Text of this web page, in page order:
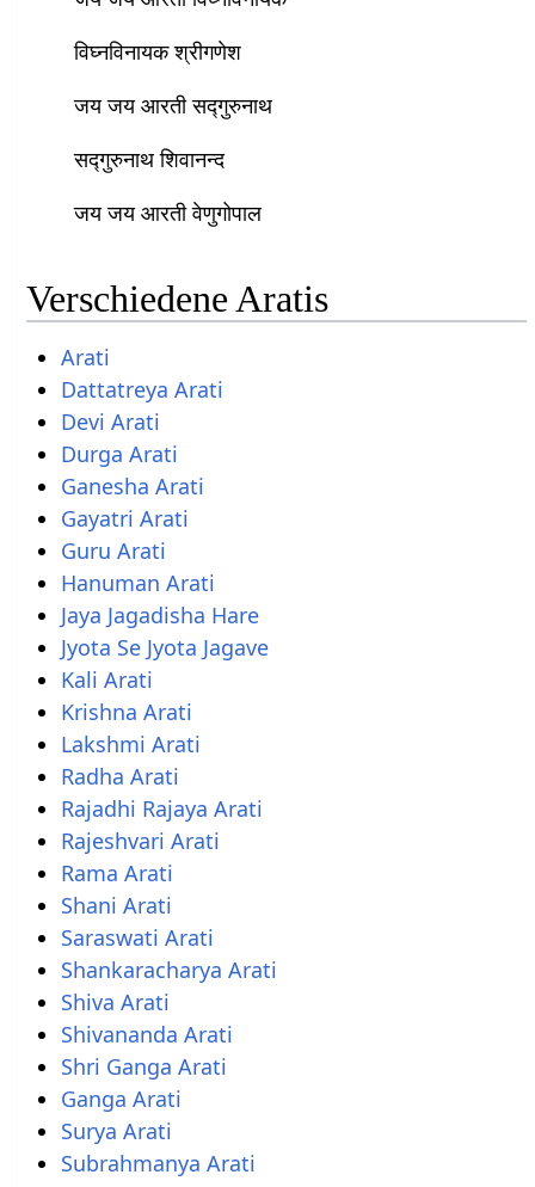
विघ्नविनायक श्रीगणेश
जय जय आरती सद्गुरुनाथ
सद्गुरुनाथ शिवानन्द
जय जय आरती वेणुगोपाल
Verschiedene Aratis
Arati
Dattatreya Arati
Devi Arati
Durga Arati
Ganesha Arati
Gayatri Arati
Guru Arati
Hanuman Arati
Jaya Jagadisha Hare
Jyota Se Jyota Jagave
Kali Arati
Krishna Arati
Lakshmi Arati
Radha Arati
Rajadhi Rajaya Arati
Rajeshvari Arati
Rama Arati
Shani Arati
Saraswati Arati
Shankaracharya Arati
Shiva Arati
Shivananda Arati
Shri Ganga Arati
Ganga Arati
Surya Arati
Subrahmanya Arati